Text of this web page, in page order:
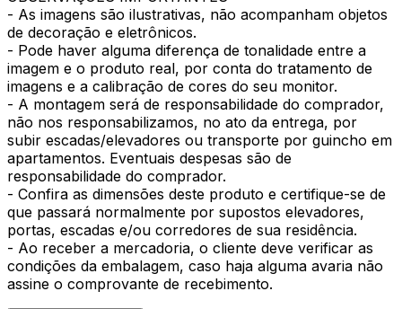
- As imagens são ilustrativas, não acompanham objetos
de decoração e eletrônicos.
- Pode haver alguma diferença de tonalidade entre a
imagem e o produto real, por conta do tratamento de
imagens e a calibração de cores do seu monitor.
- A montagem será de responsabilidade do comprador,
não nos responsabilizamos, no ato da entrega, por
subir escadas/elevadores ou transporte por guincho em
apartamentos. Eventuais despesas são de
responsabilidade do comprador.
- Confira as dimensões deste produto e certifique-se de
que passará normalmente por supostos elevadores,
portas, escadas e/ou corredores de sua residência.
- Ao receber a mercadoria, o cliente deve verificar as
condições da embalagem, caso haja alguma avaria não
assine o comprovante de recebimento.